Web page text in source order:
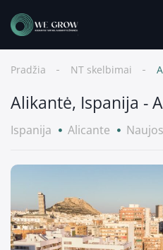
Pradžia NT skelbimai
Alikantė, Ispanija -
Ispanija Alicante